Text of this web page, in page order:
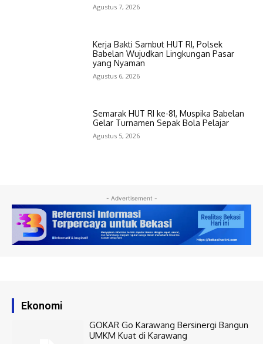
Agustus 7, 2026
Kerja Bakti Sambut HUT RI, Polsek
Babelan Wujudkan Lingkungan Pasar
yang Nyaman
Agustus 6, 2026
Semarak HUT RI ke-81, Muspika Babelan
Gelar Turnamen Sepak Bola Pelajar
Agustus 5, 2026
- Advertisement -
Ekonomi
GOKAR Go Karawang Bersinergi Bangun
UMKM Kuat di Karawang